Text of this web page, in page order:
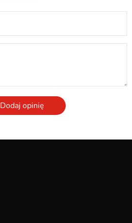
Dodaj opinię